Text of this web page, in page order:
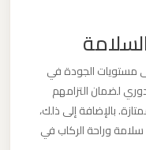
مستويات الجودة في
لضمان التزامهم
بالإضافة إلى ذلك،
وراحة الركاب في